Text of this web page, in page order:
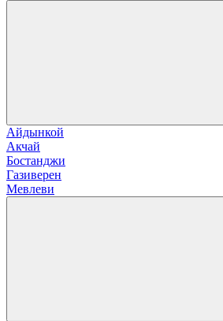
Айдынкой
Акчай
Бостанджи
Газиверен
Мевлеви